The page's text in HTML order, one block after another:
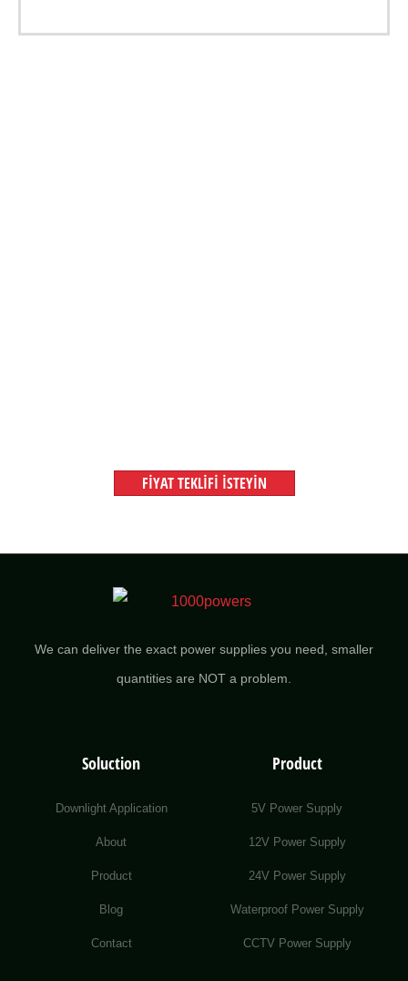
FIYAT TEKLIFI ISTEYIN
We can deliver the exact power supplies you need, smaller
quantities are NOT a problem.
Soluction
Downlight Application
About
Product
Blog
Contact
Product
5V Power Supply
12V Power Supply
24V Power Supply
Waterproof Power Supply
CCTV Power Supply